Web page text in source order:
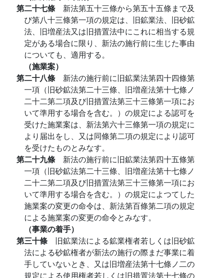
第二十七條 新法第五十三條から第五十五條まで及
び第八十三條第一項の規定は、旧鉱業法、旧砂鉱
法、旧増産法又は旧措置法中にこれに相当する規
定がある場合に限り、新法の施行前に生じた事由
についても、適用する。
（施業案）
第二十八條 新法の施行前に旧鉱業法第四十四條第
一項（旧砂鉱法第二十三條、旧増産法第十七條ノ
二十二第二項及び旧措置法第三十三條第一項にお
いて準用する場合を含む。）の規定による認可を
受けた施業案は、新法第六十三條第一項の規定に
より届出をし、又は同條第二項の規定により認可
を受けたものとみなす。
第二十九條 新法の施行前に旧鉱業法第四十五條第
一項（旧砂鉱法第二十三條、旧増産法第十七條ノ
二十二第二項及び旧措置法第三十三條第一項にお
いて準用する場合を含む。）の規定によつてした
施業案の変更の命令は、新法第百條第二項の規定
による施業案の変更の命令とみなす。
（事業の着手）
第三十條 旧鉱業法による鉱業権者若しくは旧砂鉱
法による砂鉱権者が新法の施行の際まだ事業に着
手していないとき、又は旧増産法第十七條ノ二の
規定による使用権者若しくは旧措置法第十七條の